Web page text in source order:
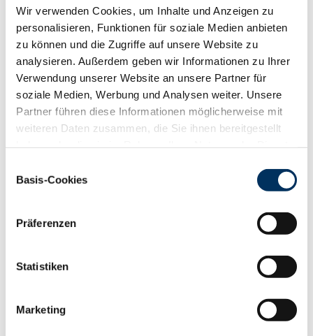
Wir verwenden Cookies, um Inhalte und Anzeigen zu
personalisieren, Funktionen für soziale Medien anbieten
zu können und die Zugriffe auf unsere Website zu
analysieren. Außerdem geben wir Informationen zu Ihrer
Verwendung unserer Website an unsere Partner für
soziale Medien, Werbung und Analysen weiter. Unsere
Partner führen diese Informationen möglicherweise mit
weiteren Daten zusammen, die Sie ihnen bereitgestellt
Cookies, wenn Sie unsere Webseite weiterhin nutzen.
Basis-Cookies
Präferenzen
Statistiken
Marketing
RZKm
RZÖko
Gesundheit
88 100 112 124
RZGesund
116
RZEuterfit
RZRepro
110
113
140
+0.22
Fett kg
+107